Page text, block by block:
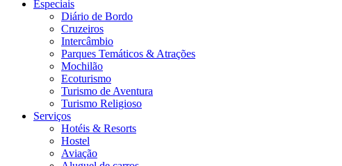
Especiais
Diário de Bordo
Cruzeiros
Intercâmbio
Parques Temáticos & Atrações
Mochilão
Ecoturismo
Turismo de Aventura
Turismo Religioso
Serviços
Hotéis & Resorts
Hostel
Aviação